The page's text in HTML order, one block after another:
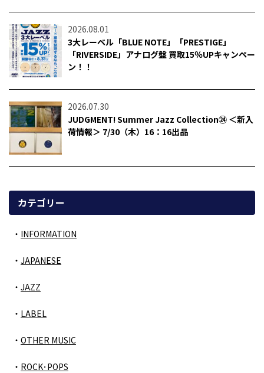
2026.08.01
3大レーベル「BLUE NOTE」「PRESTIGE」
「RIVERSIDE」アナログ盤 買取15％UPキャンペー
ン！！
2026.07.30
JUDGMENT! Summer Jazz Collection㉔ ＜新入
荷情報＞ 7/30（木）16：16出品
カテゴリー
INFORMATION
JAPANESE
JAZZ
LABEL
OTHER MUSIC
ROCK･POPS